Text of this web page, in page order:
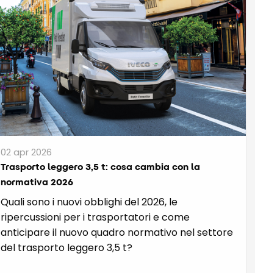
02 apr 2026
Trasporto leggero 3,5 t: cosa cambia con la
normativa 2026
Quali sono i nuovi obblighi del 2026, le
ripercussioni per i trasportatori e come
anticipare il nuovo quadro normativo nel settore
del trasporto leggero 3,5 t?